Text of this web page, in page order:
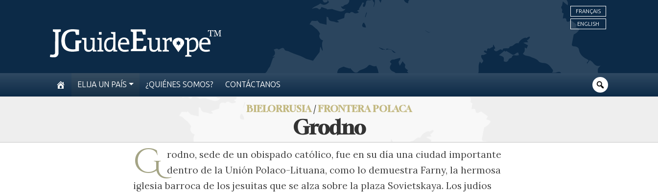
FRANÇAIS
ENGLISH
ELIJA UN PAÍS ¿QUIÉNES SOMOS? CONTÁCTANOS
BIELORRUSIA/FRONTERA POLACA
Grodno
G rodno, sede de un obispado católico, fue en su día una ciudad importante
dentro de la Unión Polaco-Lituana, como lo demuestra Farny, la hermosa
iglesia barroca de los jesuitas que se alza sobre la plaza Sovietskaya. Los judíos